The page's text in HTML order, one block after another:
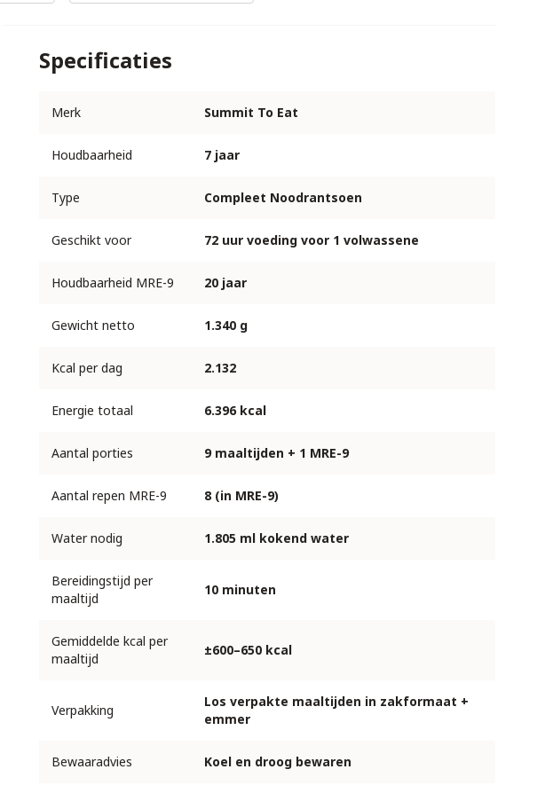
Specificaties
Merk Summit To Eat
Houdbaarheid 7 jaar
Type Compleet Noodrantsoen
Geschikt voor 72 uur voeding voor 1 volwassene
Houdbaarheid MRE-9 20 jaar
Gewicht netto 1.340 g
Kcal per dag 2.132
Energie totaal 6.396 kcal
Aantal porties 9 maaltijden + 1 MRE-9
Aantal repen MRE-9 8 (in MRE-9)
Water nodig 1.805 ml kokend water
Bereidingstijd per
maaltijd
10 minuten
Gemiddelde kcal per
maaltijd
±600–650 kcal
Verpakking
Los verpakte maaltijden in zakformaat +
emmer
Bewaaradvies Koel en droog bewaren